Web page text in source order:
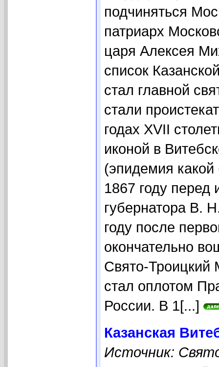
подчиняться
патриарх
царя Алексея
список
стал главной
стали
годах XVII
иконой в
(эпидемия
1867 году перед
губернатора В.
году после
окончательно
Свято-Троицкий
стал оплотом
России. В 1[...]
Казанская
Источник: